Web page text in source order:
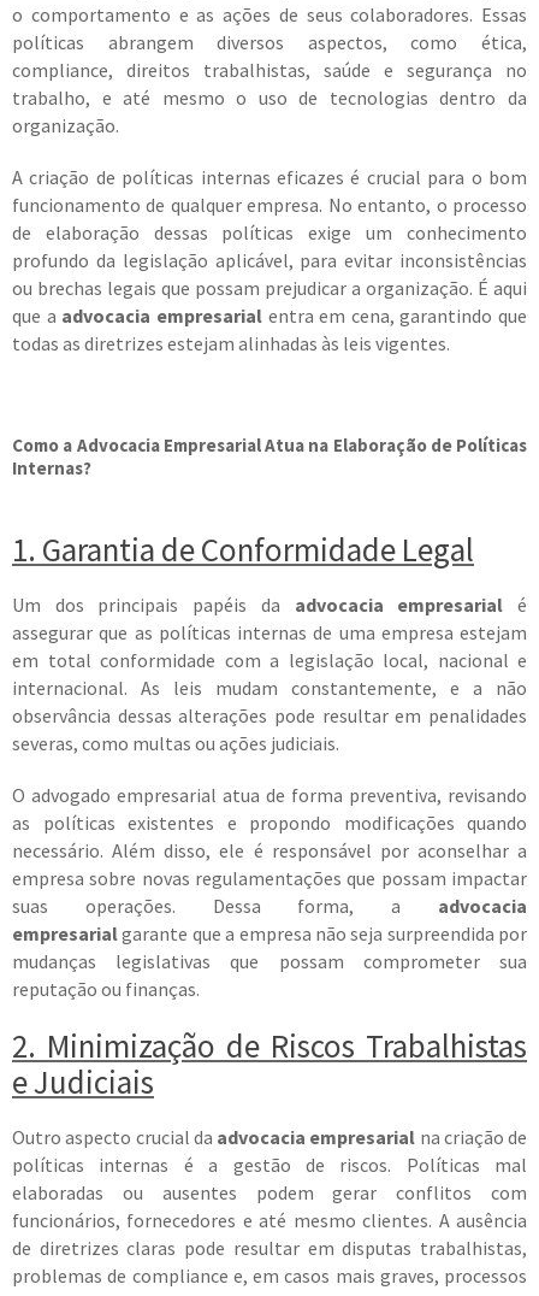
o comportamento e as ações de seus colaboradores. Essas
políticas abrangem diversos aspectos, como ética,
compliance, direitos trabalhistas, saúde e segurança no
trabalho, e até mesmo o uso de tecnologias dentro da
organização.
A criação de políticas internas eficazes é crucial para o bom
funcionamento de qualquer empresa. No entanto, o processo
de elaboração dessas políticas exige um conhecimento
profundo da legislação aplicável, para evitar inconsistências
ou brechas legais que possam prejudicar a organização. É aqui
que a advocacia empresarialentra em cena, garantindo que
todas as diretrizes estejam alinhadas às leis vigentes.
Como a Advocacia Empresarial Atua na Elaboração de Políticas
Internas?
1. Garantia de Conformidade Legal
Um dos principais papéis da advocacia empresarial é
assegurar que as políticas internas de uma empresa estejam
em total conformidade com a legislação local, nacional e
internacional. As leis mudam constantemente, e a não
observância dessas alterações pode resultar em penalidades
severas, como multas ou ações judiciais.
O advogado empresarial atua de forma preventiva, revisando
as políticas existentes e propondo modificações quando
necessário. Além disso, ele é responsável por aconselhar a
empresa sobre novas regulamentações que possam impactar
suas operações. Dessa forma, a advocacia
empresarialgarante que a empresa não seja surpreendida por
mudanças legislativas que possam comprometer sua
reputação ou finanças.
2. Minimização de Riscos Trabalhistas
e Judiciais
Outro aspecto crucial da advocacia empresarial na criação de
políticas internas é a gestão de riscos. Políticas mal
elaboradas ou ausentes podem gerar conflitos com
funcionários, fornecedores e até mesmo clientes. A ausência
de diretrizes claras pode resultar em disputas trabalhistas,
problemas de compliance e, em casos mais graves, processos